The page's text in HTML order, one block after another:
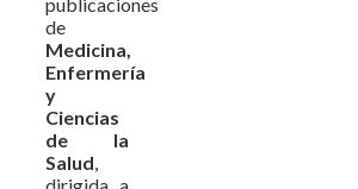
de
Medicina,
Enfermería
y
Ciencias
de la
Salud